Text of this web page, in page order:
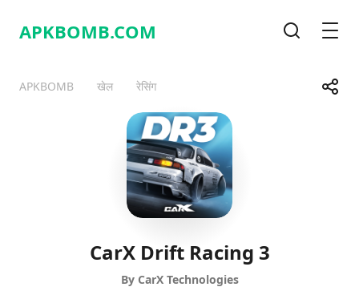
APKBOMB.COM
APKBOMB खेल रेसिंग साझा
TelegramFacebook
CarX Drift Racing 3
By CarX Technologies